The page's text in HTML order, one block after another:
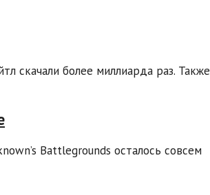
скачали более миллиарда раз. Также
Battlegrounds осталось совсем